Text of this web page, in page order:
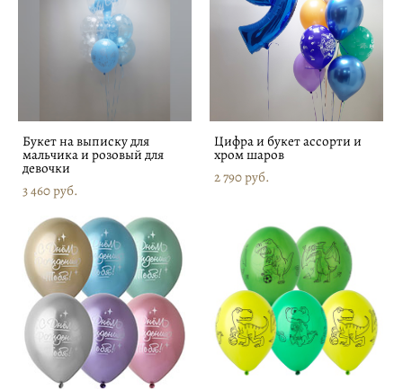
Букет на выписку для
мальчика и розовый для
девочки
3 460 pуб.
Цифра и букет ассорти и
хром шаров
2 790 pуб.